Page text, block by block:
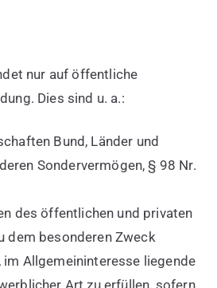
nur auf öffentliche
Dies sind u. a.:
Bund, Länder und
Sondervermögen, § 98 Nr.
des öffentlichen und privaten
dem besonderen Zweck
Allgemeininteresse liegende
Art zu erfüllen, sofern